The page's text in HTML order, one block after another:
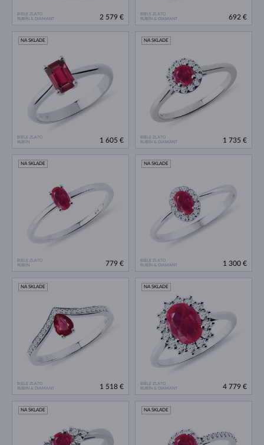
BIELE ZLATO
RUBÍN & DIAMANT
2 579 €
BIELE ZLATO
RUBÍN & DIAMANT
692 €
BIELE ZLATO
RUBÍN
NA SKLADE
1 605 €
BIELE ZLATO
RUBÍN & DIAMANT
NA SKLADE
1 735 €
BIELE ZLATO
RUBÍN
NA SKLADE
779 €
BIELE ZLATO
RUBÍN & DIAMANT
NA SKLADE
1 300 €
BIELE ZLATO
RUBÍN & DIAMANT
NA SKLADE
1 518 €
BIELE ZLATO
RUBÍN & DIAMANT
NA SKLADE
4 779 €
NA SKLADE NA SKLADE